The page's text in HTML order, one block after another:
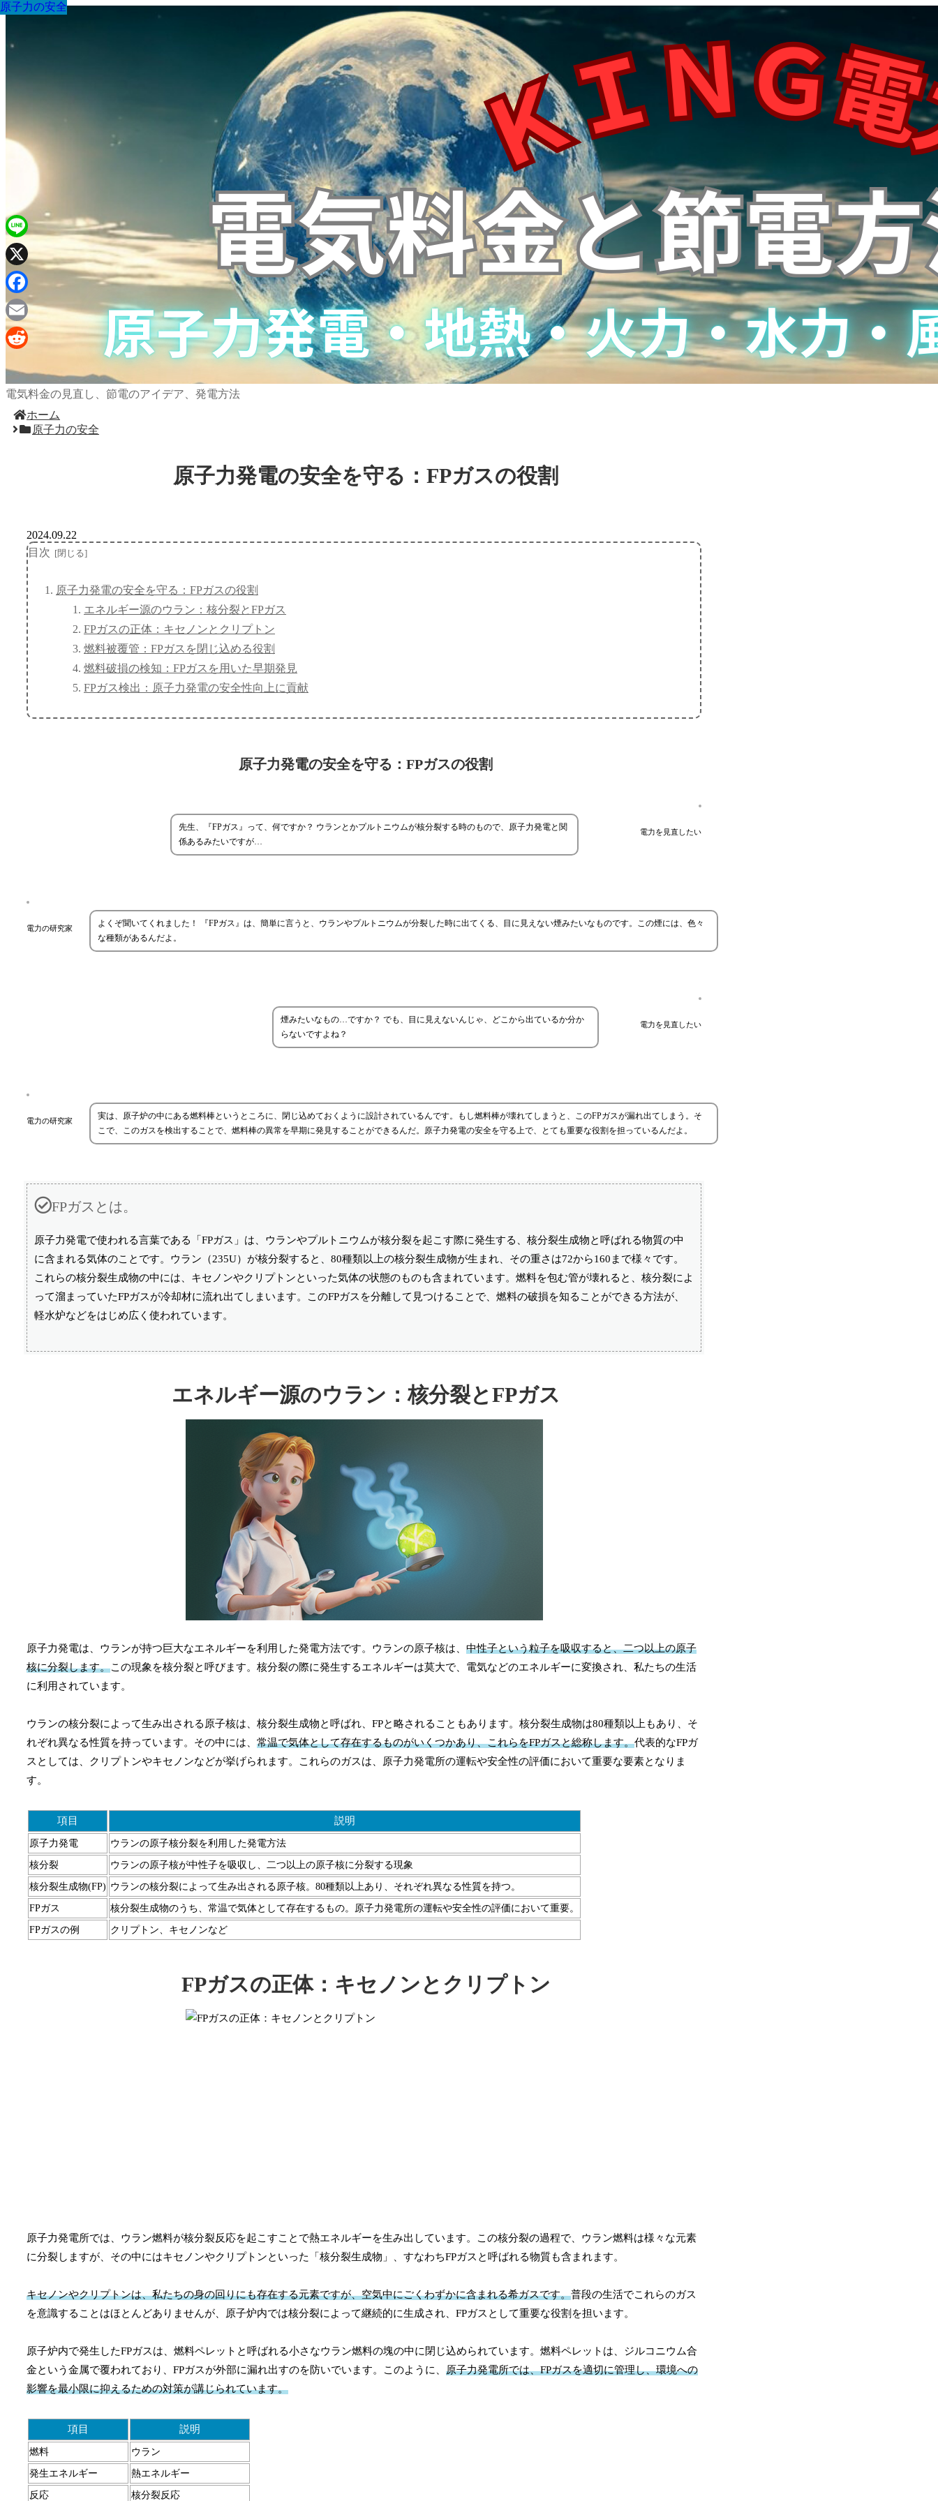
電気料金の見直し、節電のアイデア、発電方法
ホーム
原子力の安全
原子力発電の安全を守る：FPガスの役割
原子力の安全
2024.09.22
目次
原子力発電の安全を守る：FPガスの役割
エネルギー源のウラン：核分裂とFPガス
FPガスの正体：キセノンとクリプトン
燃料被覆管：FPガスを閉じ込める役割
燃料破損の検知：FPガスを用いた早期発見
FPガス検出：原子力発電の安全性向上に貢献
原子力発電の安全を守る：FPガスの役割
電力を見直したい
先生、『FPガス』って、何ですか？ ウランとかプルトニウムが核分裂する時のもので、原子力発電と関
係あるみたいですが…
電力の研究家
よくぞ聞いてくれました！ 『FPガス』は、簡単に言うと、ウランやプルトニウムが分裂した時に出てくる、目に見えない煙みたいなものです。この煙には、色々
な種類があるんだよ。
電力を見直したい
煙みたいなもの…ですか？ でも、目に見えないんじゃ、どこから出ているか分か
らないですよね？
電力の研究家
実は、原子炉の中にある燃料棒というところに、閉じ込めておくように設計されているんです。もし燃料棒が壊れてしまうと、このFPガスが漏れ出てしまう。そ
こで、このガスを検出することで、燃料棒の異常を早期に発見することができるんだ。原子力発電の安全を守る上で、とても重要な役割を担っているんだよ。
FPガスとは。
原子力発電で使われる言葉である「FPガス」は、ウランやプルトニウムが核分裂を起こす際に発生する、核分裂生成物と呼ばれる物質の中
に含まれる気体のことです。ウラン（235U）が核分裂すると、80種類以上の核分裂生成物が生まれ、その重さは72から160まで様々です。
これらの核分裂生成物の中には、キセノンやクリプトンといった気体の状態のものも含まれています。燃料を包む管が壊れると、核分裂によ
って溜まっていたFPガスが冷却材に流れ出てしまいます。このFPガスを分離して見つけることで、燃料の破損を知ることができる方法が、
軽水炉などをはじめ広く使われています。
エネルギー源のウラン：核分裂とFPガス
原子力発電は、ウランが持つ巨大なエネルギーを利用した発電方法です。ウランの原子核は、 中性子という粒子を吸収すると、二つ以上の原子
核に分裂します。この現象を核分裂と呼びます。核分裂の際に発生するエネルギーは莫大で、電気などのエネルギーに変換され、私たちの生活
に利用されています。
ウランの核分裂によって生み出される原子核は、核分裂生成物と呼ばれ、FPと略されることもあります。核分裂生成物は80種類以上もあり、そ
れぞれ異なる性質を持っています。その中には、 常温で気体として存在するものがいくつかあり、これらをFPガスと総称します。代表的なFPガ
スとしては、クリプトンやキセノンなどが挙げられます。これらのガスは、原子力発電所の運転や安全性の評価において重要な要素となりま
す。
項目 説明
原子力発電 ウランの原子核分裂を利用した発電方法
核分裂 ウランの原子核が中性子を吸収し、二つ以上の原子核に分裂する現象
核分裂生成物(FP) ウランの核分裂によって生み出される原子核。80種類以上あり、それぞれ異なる性質を持つ。
FPガス 核分裂生成物のうち、常温で気体として存在するもの。原子力発電所の運転や安全性の評価において重要。
FPガスの例 クリプトン、キセノンなど
FPガスの正体：キセノンとクリプトン
原子力発電所では、ウラン燃料が核分裂反応を起こすことで熱エネルギーを生み出しています。この核分裂の過程で、ウラン燃料は様々な元素
に分裂しますが、その中にはキセノンやクリプトンといった「核分裂生成物」、すなわちFPガスと呼ばれる物質も含まれます。
キセノンやクリプトンは、私たちの身の回りにも存在する元素ですが、空気中にごくわずかに含まれる希ガスです。普段の生活でこれらのガス
を意識することはほとんどありませんが、原子炉内では核分裂によって継続的に生成され、FPガスとして重要な役割を担います。
原子炉内で発生したFPガスは、燃料ペレットと呼ばれる小さなウラン燃料の塊の中に閉じ込められています。燃料ペレットは、ジルコニウム合
金という金属で覆われており、FPガスが外部に漏れ出すのを防いでいます。このように、 原子力発電所では、FPガスを適切に管理し、環境への
影響を最小限に抑えるための対策が講じられています。
項目 説明
燃料 ウラン
発生エネルギー 熱エネルギー
反応 核分裂反応
原子力の安全
原子力の安全
原子力の安全
原子力の安全
原子力の安全
原子力の安全
原子力の安全
原子力の安全
Line
X
Facebook
Email